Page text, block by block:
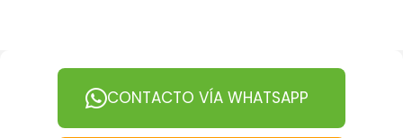
CONTACTO VÍA WHATSAPP